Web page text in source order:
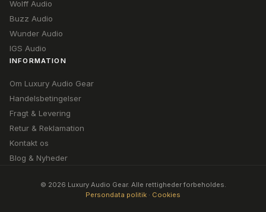
Wolff Audio
Buzz Audio
Wunder Audio
IGS Audio
INFORMATION
Om Luxury Audio Gear
Handelsbetingelser
Fragt & Levering
Retur & Reklamation
Kontakt os
Blog & Nyheder
© 2026 Luxury Audio Gear. Alle rettigheder forbeholdes.
Persondata politik · Cookies